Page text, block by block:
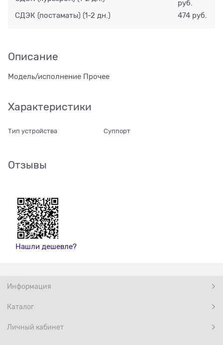
руб.
СДЭК (постаматы) (1-2 дн.) 474 руб.
Описание
Модель/исполнение Прочее
Характеристики
Тип устройства Суппорт
Отзывы
Нашли дешевле?
Информация
Каталог
Личный кабинет